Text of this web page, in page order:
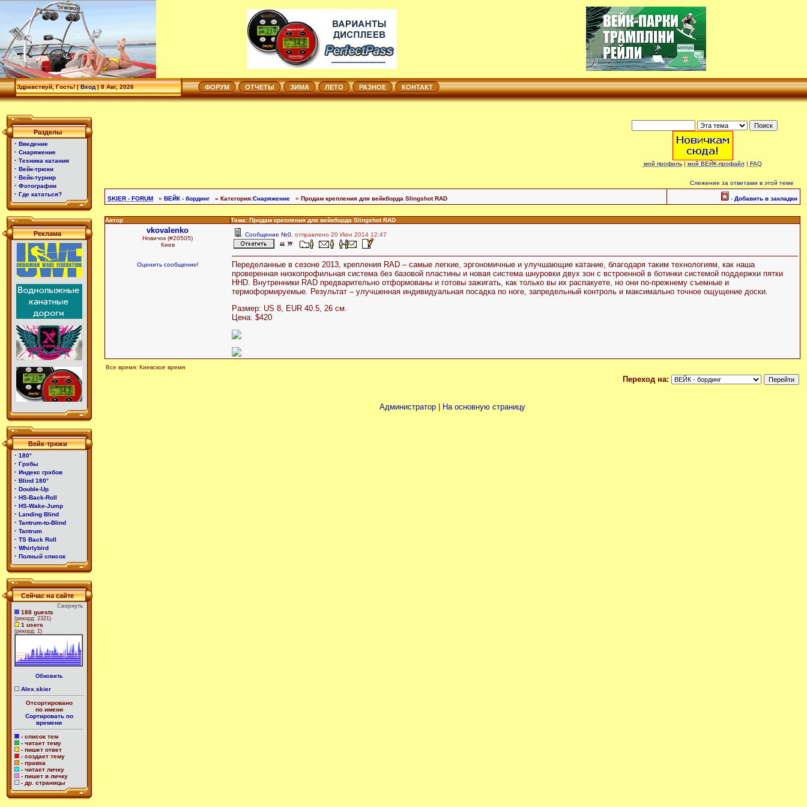
Здравствуй, Гость! |Вход|8 Авг, 2026 ФОРУМ ОТЧЕТЫ ЗИМА ЛЕТО РАЗНОЕ КОНТАКТ
Разделы
· Введение
· Снаряжение
· Техника катания
· Вейк-трюки
· Вейк-турнир
· Фотографии
· Где кататься?
Реклама
Вейк-трюки
· 180°
· Грэбы
· Индекс грэбов
· Blind 180°
· Double-Up
· HS-Back-Roll
· HS-Wake-Jump
· Landing Blind
· Tantrum-to-Blind
· Tantrum
· TS Back Roll
· Whirlybird
· Полный список
Сейчас на сайте
Свернуть
188 guests
(рекорд: 2321)
1 users
(рекорд: 1)
Обновить
Alex.skier
Отсортировано
по имени
Сортировать по
времени
- список тем
- читает тему
- пишет ответ
- создает тему
- правка
- читает личку
- пишет в личку
- др. страницы
мой профиль| мой ВЕЙК-профайл| FAQ
Слежение за ответами в этой теме
SKIER - FORUM » ВЕЙК - бординг » Категория:Снаряжение » Продам крепления для вейкборда Slingshot RAD - Добавить в закладки
Автор Тема: Продам крепления для вейкборда Slingshot RAD
vkovalenko
Новичок (#20505)
Киев
Оценить сообщение!
Сообщение №0 , отправлено 20 Июн 2014 12:47
Переделанные в сезоне 2013, крепления RAD – самые легкие, эргономичные и улучшающие катание, благодаря таким технологиям, как наша
проверенная низкопрофильная система без базовой пластины и новая система шнуровки двух зон с встроенной в ботинки системой поддержки пятки
HHD. Внутренники RAD предварительно отформованы и готовы зажигать, как только вы их распакуете, но они по-прежнему съемные и
термоформируемые. Результат – улучшенная индивидуальная посадка по ноге, запредельный контроль и максимально точное ощущение доски.
Размер: US 8, EUR 40.5, 26 см.
Цена: $420
Все время: Киевское время
Переход на:
Администратор На основную страницу